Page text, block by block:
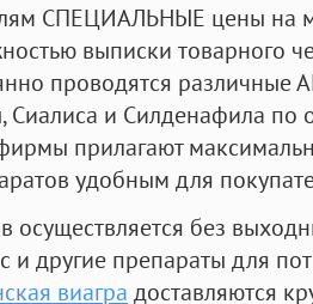
СПЕЦИАЛЬНЫЕ цены на
выписки товарного
проводятся
Сиалиса и Силденафила по
прилагают
удобным для
осуществляется без
и другие препараты для
виагра доставляются